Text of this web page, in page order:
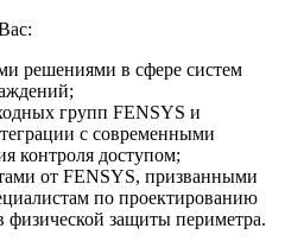
решениями в сфере систем
групп FENSYS и
с современными
контроля доступом;
от FENSYS, призванными
по проектированию
физической защиты периметра.